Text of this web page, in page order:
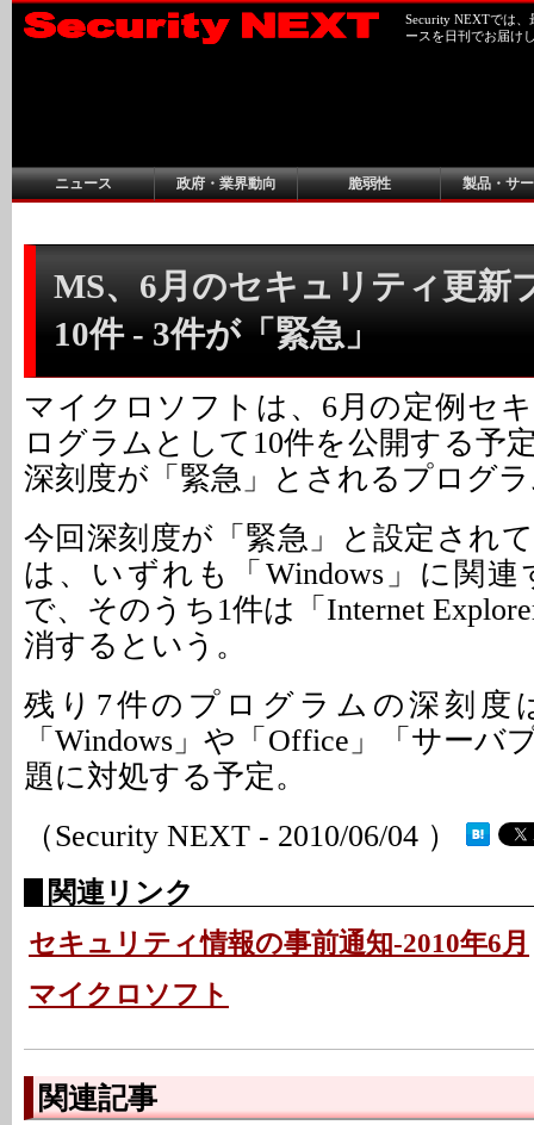
Security NEXTでは
ースを日刊でお届け
ニュース 政府・業界動向 脆弱性 製品・サ
MS、6月のセキュリティ更新
10件 - 3件が「緊急」
マイクロソフトは、6月の定例セ
ログラムとして10件を公開する予
深刻度が「緊急」とされるプログ
今回深刻度が「緊急」と設定され
は、いずれも「Windows」に関
で、そのうち1件は「Internet
消するという。
残り7件のプログラムの深刻度
「Windows」や「Office」「サーバ
題に対処する予定。
（Security NEXT - 2010/06/04 ）
関連リンク
セキュリティ情報の事前通知-2010年6月
マイクロソフト
関連記事